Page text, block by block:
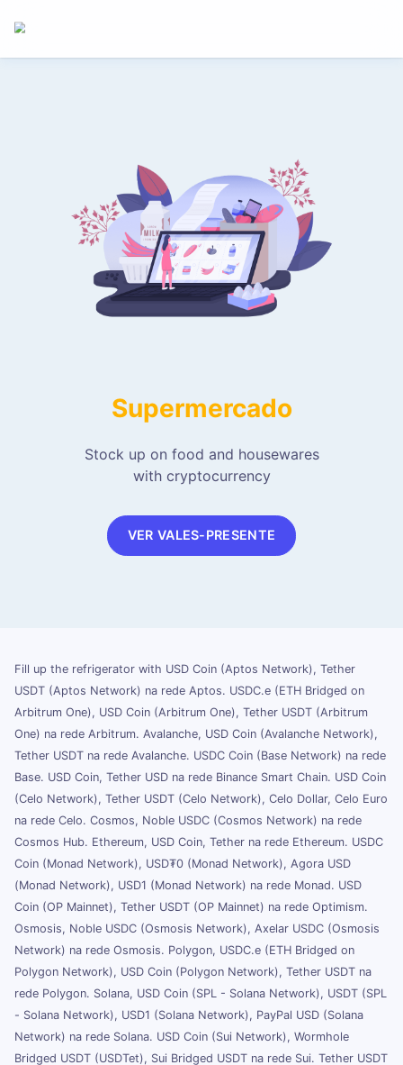
Supermercado
Stock up on food and housewares
with cryptocurrency
VER VALES-PRESENTE
Fill up the refrigerator with USD Coin (Aptos Network), Tether
USDT (Aptos Network) na rede Aptos. USDC.e (ETH Bridged on
Arbitrum One), USD Coin (Arbitrum One), Tether USDT (Arbitrum
One) na rede Arbitrum. Avalanche, USD Coin (Avalanche Network),
Tether USDT na rede Avalanche. USDC Coin (Base Network) na rede
Base. USD Coin, Tether USD na rede Binance Smart Chain. USD Coin
(Celo Network), Tether USDT (Celo Network), Celo Dollar, Celo Euro
na rede Celo. Cosmos, Noble USDC (Cosmos Network) na rede
Cosmos Hub. Ethereum, USD Coin, Tether na rede Ethereum. USDC
Coin (Monad Network), USD₮0 (Monad Network), Agora USD
(Monad Network), USD1 (Monad Network) na rede Monad. USD
Coin (OP Mainnet), Tether USDT (OP Mainnet) na rede Optimism.
Osmosis, Noble USDC (Osmosis Network), Axelar USDC (Osmosis
Network) na rede Osmosis. Polygon, USDC.e (ETH Bridged on
Polygon Network), USD Coin (Polygon Network), Tether USDT na
rede Polygon. Solana, USD Coin (SPL - Solana Network), USDT (SPL
- Solana Network), USD1 (Solana Network), PayPal USD (Solana
Network) na rede Solana. USD Coin (Sui Network), Wormhole
Bridged USDT (USDTet), Sui Bridged USDT na rede Sui. Tether USDT